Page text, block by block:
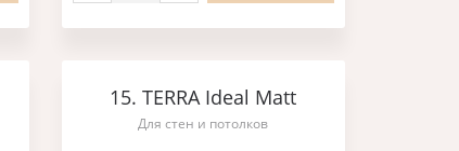
15. TERRA Ideal Matt
Для стен и потолков